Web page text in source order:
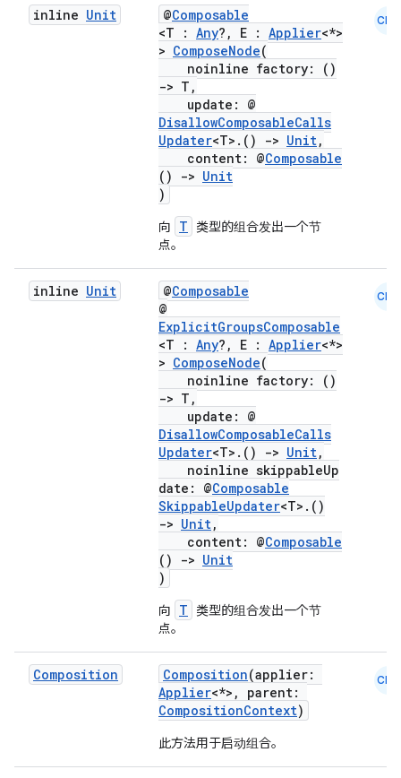
inline Unit @Composable
<T : Any?, E : Applier<*>
> ComposeNode(
noinline factory: ()
-> T,
update: @
DisallowComposableCalls
Updater<T>.() -> Unit,
content: @Composable
()
-> Unit
)
向 T
类型的组合发出一个节
点。
CMN
inline Unit @Composable
@
ExplicitGroupsComposable
<T : Any?, E : Applier<*>
> ComposeNode(
noinline factory: ()
-> T,
update: @
DisallowComposableCalls
Updater<T>.() -> Unit,
noinline skippableUp
date: @Composable
SkippableUpdater<T>.()
-> Unit,
content: @Composable
()
-> Unit
)
向 T
类型的组合发出一个节
点。
CMN
Composition Composition(applier:
Applier<*>, parent:
CompositionContext)
此方法用于启动组合。
CMN